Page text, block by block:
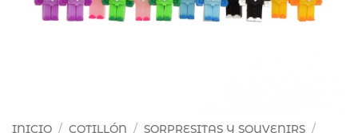
INICIO / COTILLÓN / SORPRESITAS Y SOUVENIRS /